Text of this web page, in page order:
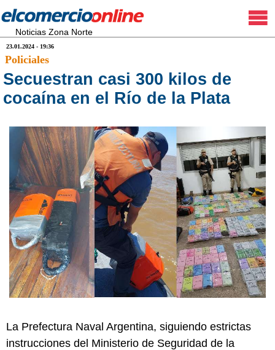
Noticias Zona Norte
23.01.2024 - 19:36
Policiales
Secuestran casi 300 kilos de
cocaína en el Río de la Plata
La Prefectura Naval Argentina, siguiendo estrictas
instrucciones del Ministerio de Seguridad de la